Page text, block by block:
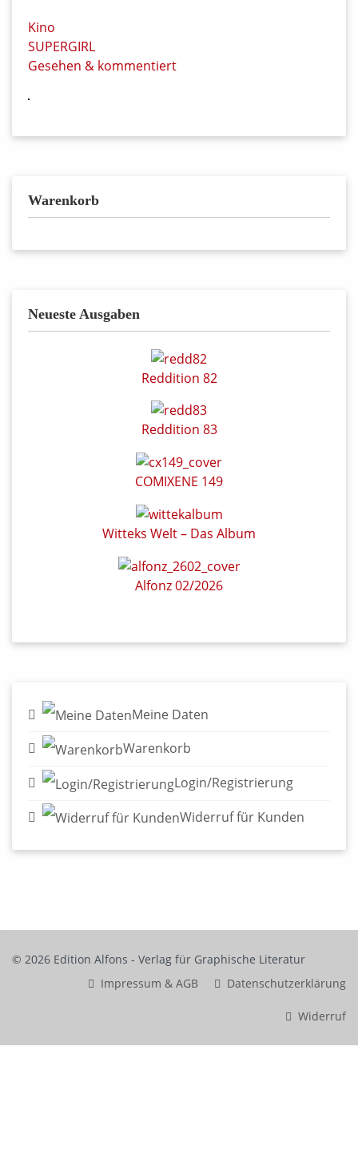
Kino
SUPERGIRL
Gesehen & kommentiert
Warenkorb
Neueste Ausgaben
Reddition 82
Reddition 83
COMIXENE 149
Witteks Welt – Das Album
Alfonz 02/2026
Meine Daten
Warenkorb
Login/Registrierung
Widerruf für Kunden
© 2026 Edition Alfons - Verlag für Graphische Literatur
Impressum & AGB
Datenschutzerklärung
Widerruf